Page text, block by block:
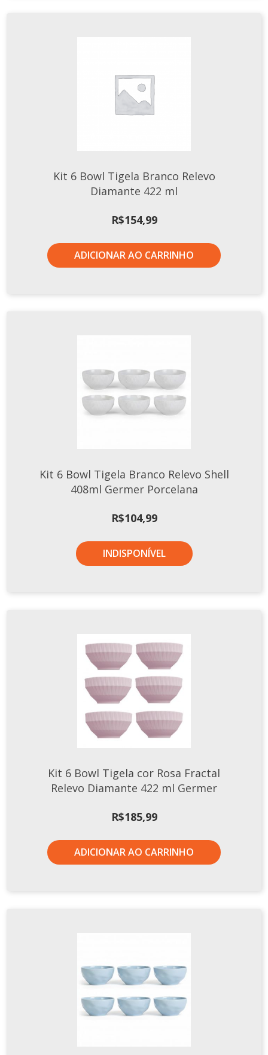
Kit 6 Bowl Tigela Branco Relevo
Diamante 422 ml
R$154,99
ADICIONAR AO CARRINHO
Kit 6 Bowl Tigela Branco Relevo Shell
408ml Germer Porcelana
R$104,99
INDISPONÍVEL
Kit 6 Bowl Tigela cor Rosa Fractal
Relevo Diamante 422 ml Germer
R$185,99
ADICIONAR AO CARRINHO